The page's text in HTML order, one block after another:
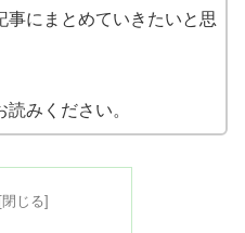
事にまとめていきたいと思
みください。